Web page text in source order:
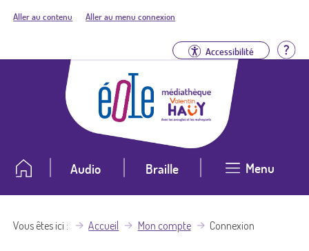
Aller au contenu Aller au menu connexion
Accessibilité
Audio Braille Menu
Vous êtes ici Accueil Mon compte Connexion